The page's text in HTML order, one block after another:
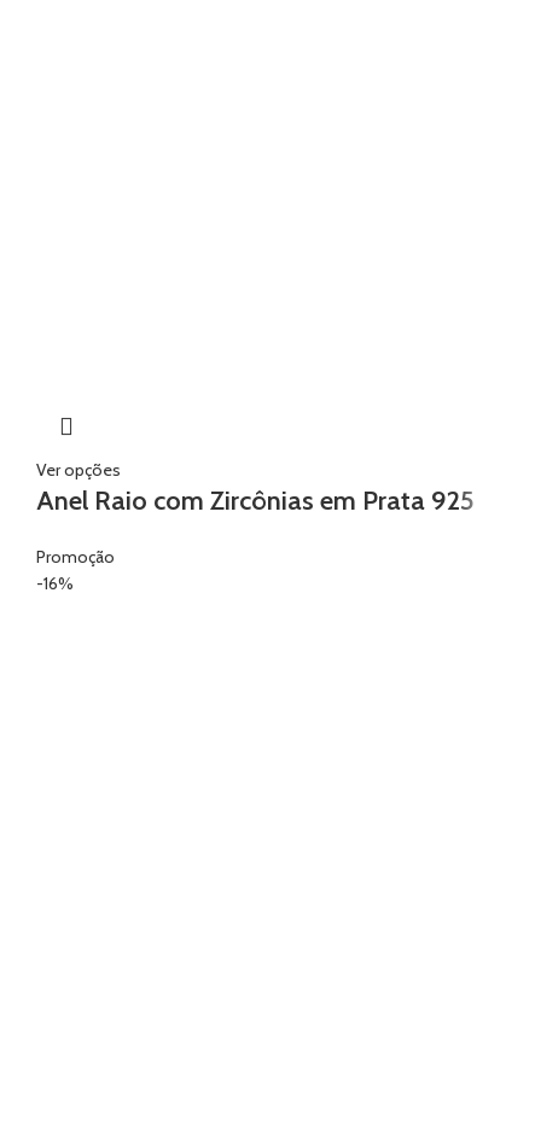
Ver opções
Anel Raio com Zircônias em Prata 925
Promoção
-16%